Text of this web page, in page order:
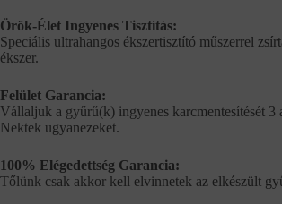
Örök-Élet Ingyenes Tisztítás:
Speciális ultrahangos ékszertisztító műszerrel
ékszer.
Felület Garancia:
Vállaljuk a gyűrű(k) ingyenes karcmentesítését
Nektek ugyanezeket.
100% Elégedettség Garancia:
Tőlünk csak akkor kell elvinnetek az elkészült